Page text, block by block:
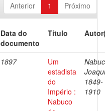
Anterior 1 Próximo
Data do
documento
Título
1897
Um
estadista
do
Império :
Nabuco
1849-
1910